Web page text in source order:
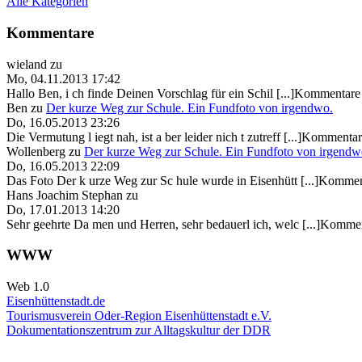
Kommentare
wieland zu
Mo, 04.11.2013 17:42
Hallo Ben, i ch finde Deinen Vorschlag für ein Schil
Ben zu Der kurze Weg zur Schule. Ein Fundfoto von irgendwo.
Do, 16.05.2013 23:26
Die Vermutung l iegt nah, ist a ber leider nich t zutreff
Wollenberg zu Der kurze Weg zur Schule. Ein Fundfoto von
Do, 16.05.2013 22:09
Das Foto Der k urze Weg zur Sc hule wurde in Eisenhütt
Hans Joachim Stephan zu
Do, 17.01.2013 14:20
Sehr geehrte Da men und Herren, sehr bedauerl ich, welc
WWW
Web 1.0
Eisenhüttenstadt.de
Tourismusverein Oder-Region Eisenhüttenstadt e.V.
Dokumentationszentrum zur Alltagskultur der DDR